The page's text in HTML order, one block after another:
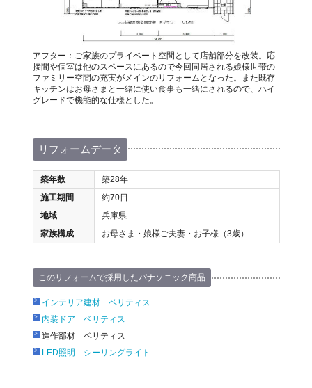
アフター：ご家族のプライベート空間として店舗部分を改装。応
接間や個室は他のスペースにあるので今回同居される娘様世帯の
ファミリー空間の充実がメインのリフォームとなった。また既存
キッチンはお母さまと一緒に使い食事も一緒にされるので、ハイ
グレードで機能的な仕様とした。
リフォームデータ
築年数
築28年
施工期間
約70日
地域
兵庫県
家族構成
お母さま・娘様ご夫妻・お子様（3歳）
このリフォームで採用したパナソニック商品
インテリア建材 ベリティス
内装ドア ベリティス
造作部材 ベリティス
LED照明 シーリングライト